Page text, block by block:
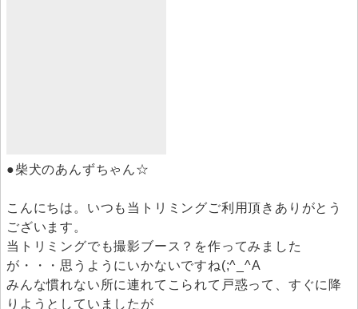
●柴犬のあんずちゃん☆
こんにちは。いつも当トリミングご利用頂きありがとう
ございます。
当トリミングでも撮影ブース？を作ってみました
が・・・思うようにいかないですね(;^_^A
みんな慣れない所に連れてこられて戸惑って、すぐに降
りようとしていましたが